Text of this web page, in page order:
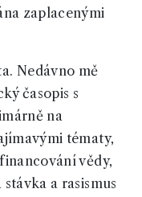
zaplacenými
Nedávno mě
časopis s
na
tématy,
vědy,
a rasismus